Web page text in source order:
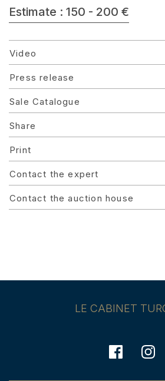
Estimate : 150 - 200 €
Video
Press release
Sale Catalogue
Share
Print
Contact the expert
Contact the auction house
LE CABINET